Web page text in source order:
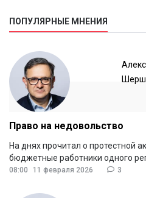
ПОПУЛЯРНЫЕ МНЕНИЯ
Право на недовольство
На днях прочитал о протестной
бюджетные работники одного
08:00 11 февраля 2026 3